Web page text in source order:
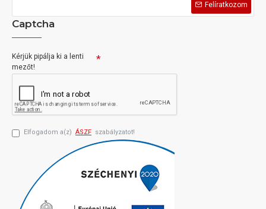
Felíratkozom
Captcha
Kérjük pipálja ki a lenti
mezőt!
Elfogadom a(z) ÁSZF szabályzatot!